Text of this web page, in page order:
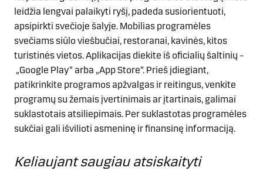
leidžia lengvai palaikyti ryšį, padeda susiorientuoti,
apsipirkti svečioje šalyje. Mobilias programėles
svečiams siūlo viešbučiai, restoranai, kavinės, kitos
turistinės vietos. Aplikacijas diekite iš oficialių šaltinių –
„Google Play“ arba „App Store“. Prieš įdiegiant,
patikrinkite programos apžvalgas ir reitingus, venkite
programų su žemais įvertinimais ar įtartinais, galimai
suklastotais atsiliepimais. Per suklastotas programėles
sukčiai gali išvilioti asmeninę ir finansinę informaciją.
Keliaujant saugiau atsiskaityti